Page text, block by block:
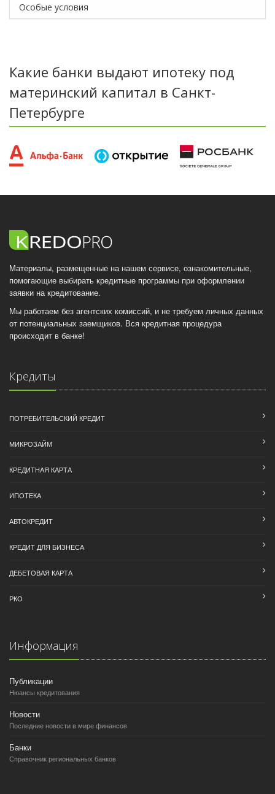
Особые условия
Какие банки выдают ипотеку под
материнский капитал в Санкт-
Петербурге
Материалы, размещенные на нашем сервисе, ознакомительные,
помогающие выбирать кредитные программы при оформлении
заявки на кредитование.
Мы работаем без агентских комиссий, и не требуем личных данных
от потенциальных заемщиков. Вся кредитная процедура
происходит в банке!
Кредиты
ПОТРЕБИТЕЛЬСКИЙ КРЕДИТ
МИКРОЗАЙМ
КРЕДИТНАЯ КАРТА
ИПОТЕКА
АВТОКРЕДИТ
КРЕДИТ ДЛЯ БИЗНЕСА
ДЕБЕТОВАЯ КАРТА
РКО
Информация
Публикации
Нюансы кредитования
Новости
Последние новости в мире финансов
Банки
Справочник региональных банков